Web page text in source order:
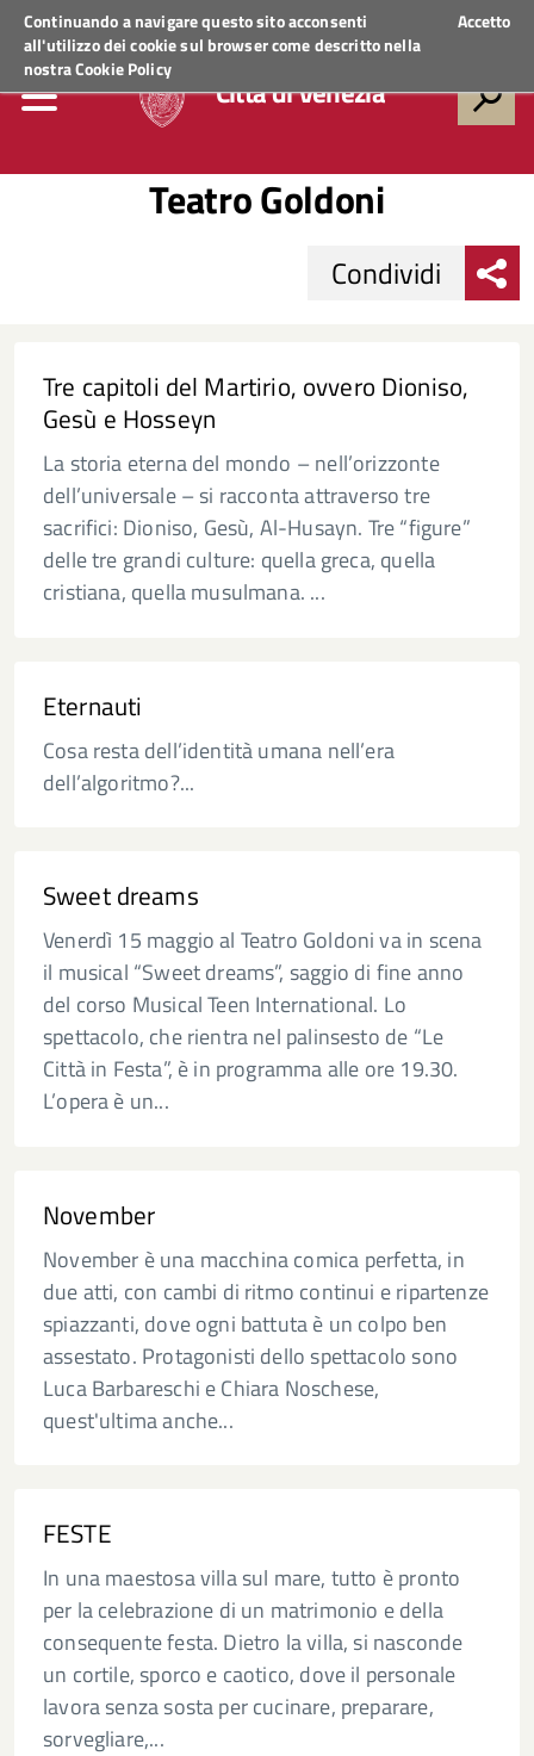
Continuando a navigare questo sito acconsenti
all'utilizzo dei cookie sul browser come descritto nella
nostraCookie Policy
Accetto
Regione VenetoACCEDI AI SERVIZI
Città di Venezia
Teatro Goldoni
Condividi
Tre capitoli del Martirio, ovvero Dioniso,
Gesù e Hosseyn
La storia eterna del mondo – nell’orizzonte
dell’universale – si racconta attraverso tre
sacrifici: Dioniso, Gesù, Al-Husayn. Tre “figure”
delle tre grandi culture: quella greca, quella
cristiana, quella musulmana. ...
Eternauti
Cosa resta dell’identità umana nell’era
dell’algoritmo?...
Sweet dreams
Venerdì 15 maggio al Teatro Goldoni va in scena
il musical “Sweet dreams”, saggio di fine anno
del corso Musical Teen International. Lo
spettacolo, che rientra nel palinsesto de “Le
Città in Festa”, è in programma alle ore 19.30.
L’opera è un...
November
November è una macchina comica perfetta, in
due atti, con cambi di ritmo continui e ripartenze
spiazzanti, dove ogni battuta è un colpo ben
assestato. Protagonisti dello spettacolo sono
Luca Barbareschi e Chiara Noschese,
quest'ultima anche...
FESTE
In una maestosa villa sul mare, tutto è pronto
per la celebrazione di un matrimonio e della
consequente festa. Dietro la villa, si nasconde
un cortile, sporco e caotico, dove il personale
lavora senza sosta per cucinare, preparare,
sorvegliare,...